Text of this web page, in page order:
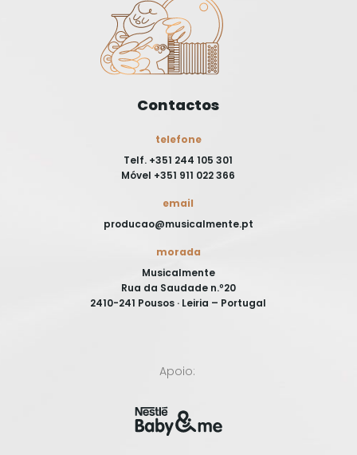
Contactos
telefone
Telf. +351 244 105 301
Móvel +351 911 022 366
email
producao@musicalmente.pt
morada
Musicalmente
Rua da Saudade n.º20
2410-241 Pousos · Leiria – Portugal
Apoio: